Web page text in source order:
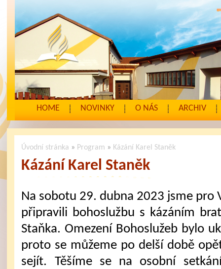
HOME NOVINKY O NÁS ARCHIV
Úvodní stránka » Program » Kázání Karel Staněk
Kázání Karel Staněk
Na sobotu 29. dubna 2023 jsme pro
připravili bohoslužbu s kázáním
Staňka. Omezení Bohoslužeb bylo
proto se můžeme po delší době
sejít. Těšíme se na osobní